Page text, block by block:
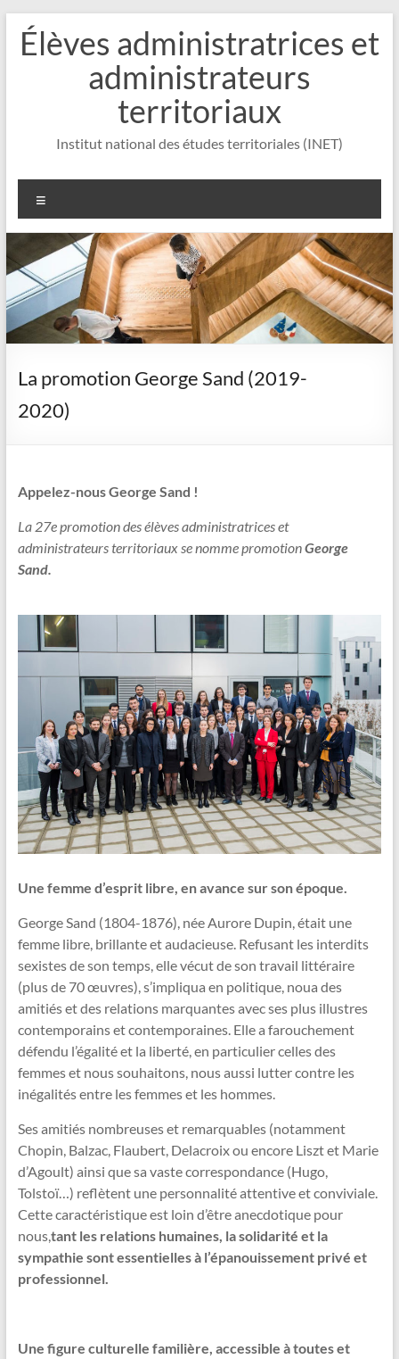
Aller
contenu
Élèves administratrices et
administrateurs
territoriaux
Institut national des études territoriales (INET)
La promotion George Sand (2019-
2020)
Appelez-nous George Sand !
La 27e promotion des élèves administratrices et
administrateurs territoriaux se nomme promotionGeorge
Sand.
Une femme d’esprit libre, en avance sur son époque.
George Sand (1804-1876), née Aurore Dupin, était une
femme libre, brillante et audacieuse. Refusant les interdits
sexistes de son temps, elle vécut de son travail littéraire
(plus de 70 œuvres), s’impliqua en politique, noua des
amitiés et des relations marquantes avec ses plus illustres
contemporains et contemporaines. Elle a farouchement
défendu l’égalité et la liberté, en particulier celles des
femmes et nous souhaitons, nous aussi lutter contre les
inégalités entre les femmes et les hommes.
Ses amitiés nombreuses et remarquables (notamment
Chopin, Balzac, Flaubert, Delacroix ou encore Liszt et Marie
d’Agoult) ainsi que sa vaste correspondance (Hugo,
Tolstoï…) reflètent une personnalité attentive et conviviale.
Cette caractéristique est loin d’être anecdotique pour
nous,tant les relations humaines, la solidarité et la
sympathie sont essentielles à l’épanouissement privé et
professionnel.
Une figure culturelle familière, accessible à toutes et